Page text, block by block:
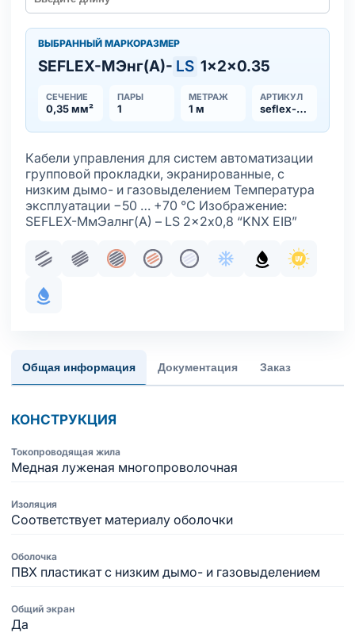
ВЫБРАННЫЙ МАРКОРАЗМЕР
SEFLEX-MЭнг(А)- LS 1×2×0.35
СЕЧЕНИЕ
0,35 мм²
ПАРЫ
1
МЕТРАЖ
1 м
АРТИКУЛ
seflex-menga-ls
Кабели управления для систем автоматизации
групповой прокладки, экранированные, с
низким дымо- и газовыделением Температура
эксплуатации −50 … +70 °С Изображение:
SEFLEX-MмЭалнг(А) – LS 2×2х0,8 “KNX EIB”
Парная скрутка
Пучковая скрутка
Общий экран
Жила медная
Жила медная
Хладостойкое
С водоблокирующим элементом
Общая информация Документация Заказ
КОНСТРУКЦИЯ
Токопроводящая жила
Медная луженая многопроволочная
Изоляция
Соответствует материалу оболочки
Оболочка
ПВХ пластикат с низким дымо- и газовыделением
Общий экран
Да